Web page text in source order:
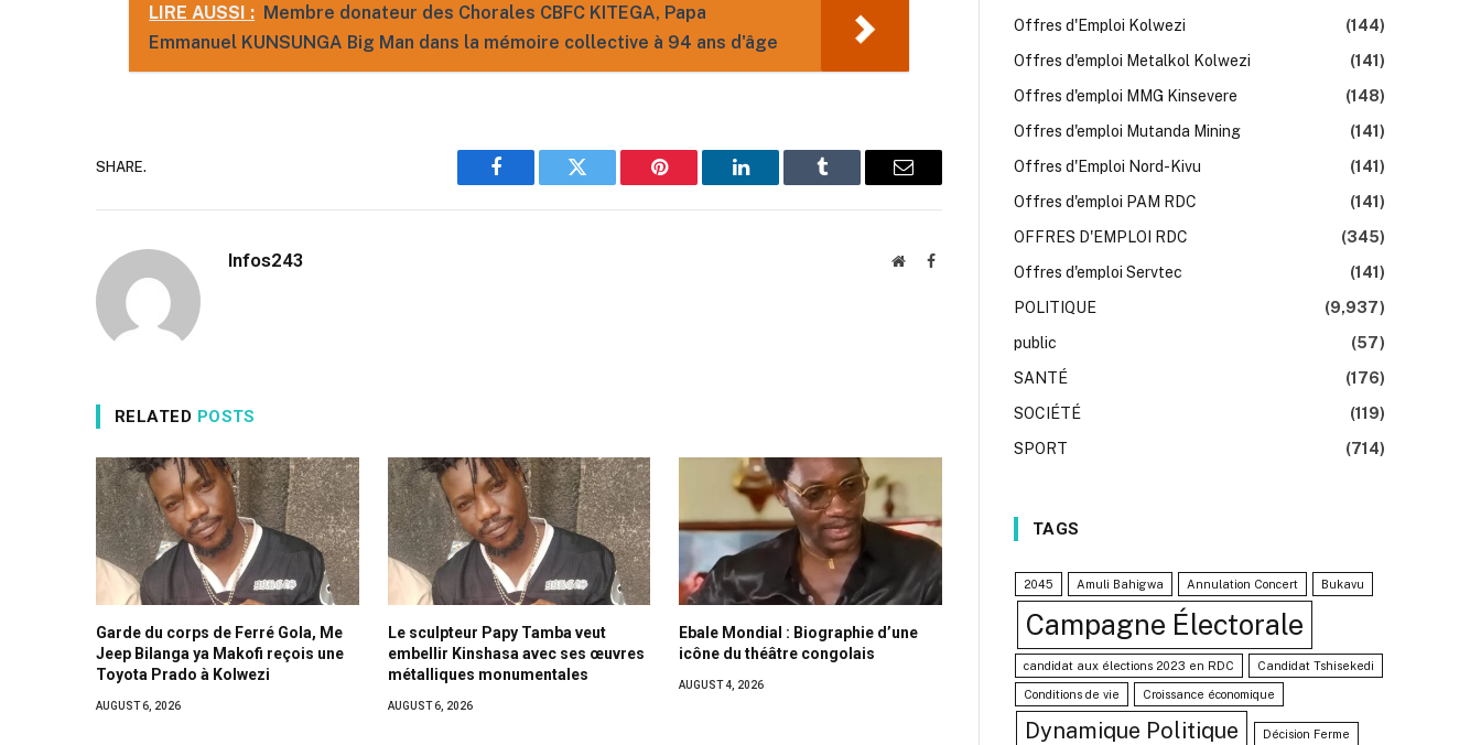
LIRE AUSSI : Membre donateur des Chorales CBFC KITEGA, Papa
Emmanuel KUNSUNGA Big Man dans la mémoire collective à 94 ans d'âge
SHARE.
Facebook Twitter Pinterest LinkedIn Tumblr Email
Infos243 WebsiteFacebook
RELATED POSTS
Garde du corps de Ferré Gola, Me
Jeep Bilanga ya Makofi reçois une
Toyota Prado à Kolwezi
AUGUST 6, 2026
Le sculpteur Papy Tamba veut
embellir Kinshasa avec ses œuvres
métalliques monumentales
AUGUST 6, 2026
Ebale Mondial : Biographie d’une
icône du théâtre congolais
AUGUST 4, 2026
Offres d'Emploi Kolwezi
(144)
Offres d'emploi Metalkol Kolwezi
(141)
Offres d'emploi MMG Kinsevere
(148)
Offres d'emploi Mutanda Mining
(141)
Offres d'Emploi Nord-Kivu
(141)
Offres d'emploi PAM RDC
(141)
OFFRES D'EMPLOI RDC
(345)
Offres d'emploi Servtec
(141)
POLITIQUE
(9,937)
public
(57)
SANTÉ
(176)
SOCIÉTÉ
(119)
SPORT
(714)
TAGS
2045 Amuli Bahigwa Annulation Concert Bukavu
Campagne Électorale
candidat aux élections 2023 en RDC Candidat Tshisekedi
Conditions de vie Croissance économique
Dynamique Politique Décision Ferme